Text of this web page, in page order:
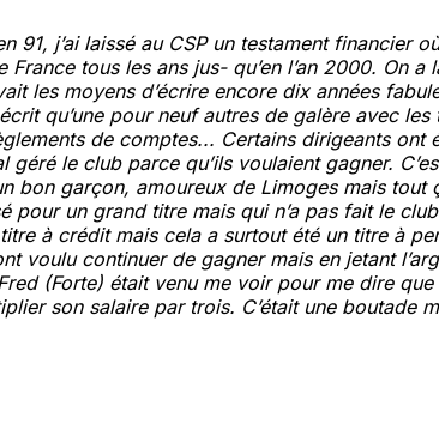
91, j’ai laissé au CSP un testament financier
tous les ans jus- qu’en l’an 2000. On a
les moyens d’écrire encore dix années
qu’une pour neuf autres de galère avec
de comptes... Certains dirigeants ont
géré le club parce qu’ils voulaient gagner.
bon garçon, amoureux de Limoges mais tout
pour un grand titre mais qui n’a pas fait le
à crédit mais cela a surtout été un titre à
voulu continuer de gagner mais en jetant
(Forte) était venu me voir pour me dire
son salaire par trois. C’était une boutade